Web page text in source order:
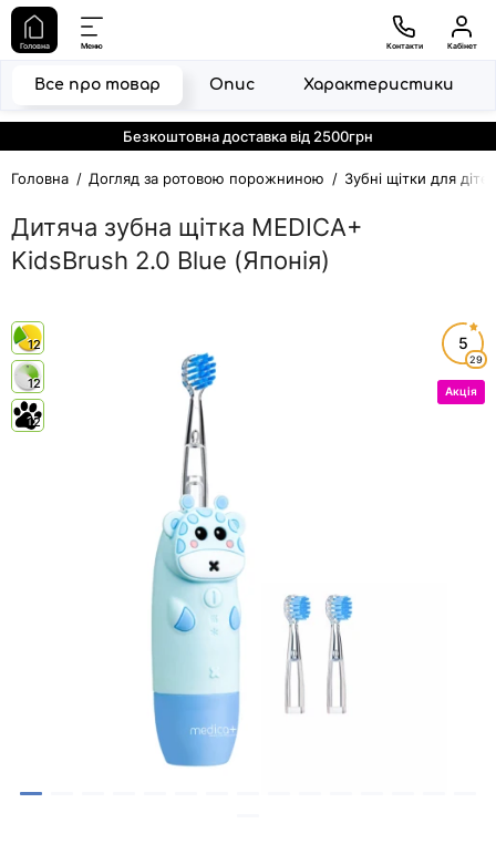
Безкоштовна доставка від 2500грн
Головна Меню Контакти Кабінет
Головна Догляд за ротовою порожниною Зубні щітки для
Дитяча зубна щітка MEDICA+
KidsBrush 2.0 Blue (Японія)
Все про товар Опис Характеристики
12
12
12
5
29
Акція